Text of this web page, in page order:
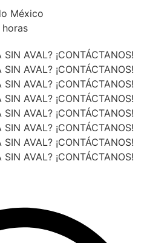
México
AVAL? ¡CONTÁCTANOS!
AVAL? ¡CONTÁCTANOS!
AVAL? ¡CONTÁCTANOS!
AVAL? ¡CONTÁCTANOS!
AVAL? ¡CONTÁCTANOS!
AVAL? ¡CONTÁCTANOS!
AVAL? ¡CONTÁCTANOS!
AVAL? ¡CONTÁCTANOS!